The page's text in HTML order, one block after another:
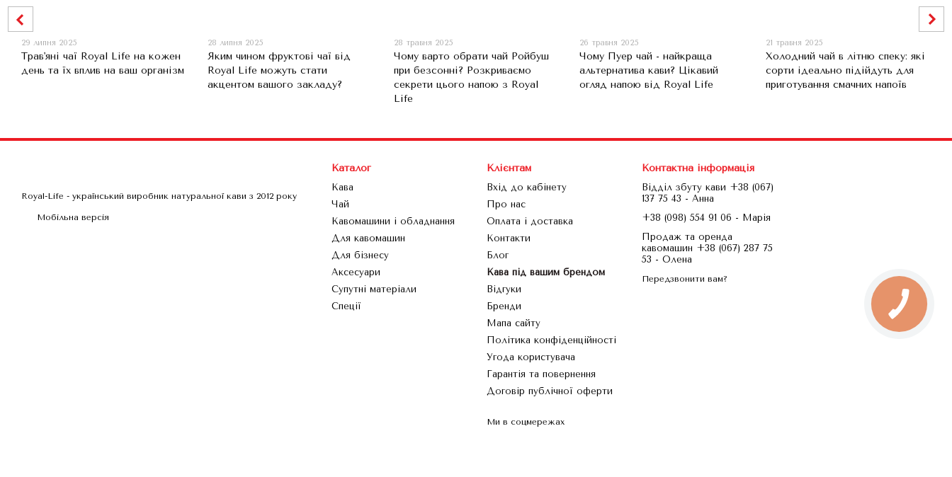
29 липня 2025
Трав'яні чаї Royal Life на кожен
день та їх вплив на ваш організм
28 липня 2025
Яким чином фруктові чаї від
Royal Life можуть стати
акцентом вашого закладу?
28 травня 2025
Чому варто обрати чай Ройбуш
при безсонні? Розкриваємо
секрети цього напою з Royal
Life
26 травня 2025
Чому Пуер чай - найкраща
альтернатива кави? Цікавий
огляд напою від Royal Life
21 травня 2025
Холодний чай в літню спеку: які
сорти ідеально підійдуть для
приготування смачних напоїв
Royal-Life - український виробник натуральної кави з 2012 року
Мобільна версія
Каталог
Кава
Чай
Кавомашини і обладнання
Для кавомашин
Для бізнесу
Аксесуари
Супутні матеріали
Спеції
Клієнтам
Вхід до кабінету
Про нас
Оплата і доставка
Контакти
Блог
Кава під вашим брендом
Відгуки
Бренди
Мапа сайту
Політика конфіденційності
Угода користувача
Гарантія та повернення
Договір публічної оферти
Ми в соцмережах
Контактна інформація
Відділ збуту кави +38 (067)
137 75 43 - Анна
+38 (098) 554 91 06 - Марія
Продаж та оренда
кавомашин +38 (067) 287 75
53 - Олена
Передзвонити вам?